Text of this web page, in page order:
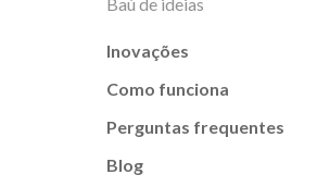
Inovações
Como funciona
Perguntas frequentes
Blog